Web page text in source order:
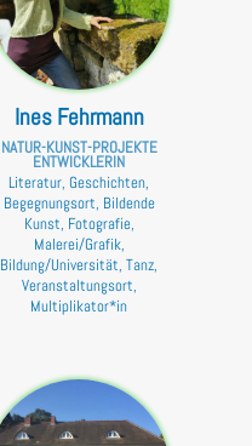
Ines Fehrmann
NATUR-KUNST-PROJEKTE
ENTWICKLERIN
Literatur, Geschichten,
Begegnungsort, Bildende
Kunst, Fotografie,
Malerei/Grafik,
Bildung/Universität, Tanz,
Veranstaltungsort,
Multiplikator*in